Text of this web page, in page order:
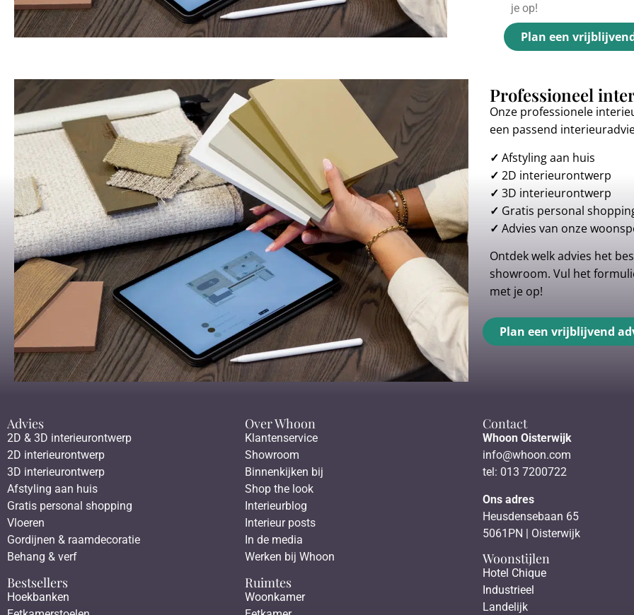
je op!
Plan een
Professioneel
Onze professionele
een passend
✓ Afstyling aan huis
✓ 2D interieurontwerp
✓ 3D interieurontwerp
✓ Gratis personal
✓ Advies van onze
Ontdek welk advies het
showroom. Vul het
met je op!
Plan een vrijblijvend
Advies
2D & 3D interieurontwerp
2D interieurontwerp
3D interieurontwerp
Afstyling aan huis
Gratis personal shopping
Vloeren
Gordijnen & raamdecoratie
Behang & verf
Bestsellers
Hoekbanken
Over Whoon
Klantenservice
Showroom
Binnenkijken bij
Shop the look
Interieurblog
Interieur posts
In de media
Werken bij Whoon
Ruimtes
Woonkamer
Contact
Whoon Oisterwijk
info@whoon.com
tel: 013 7200722
Ons adres
Heusdensebaan 65
5061PN | Oisterwijk
Woonstijlen
Hotel Chique
Industrieel
Landelijk